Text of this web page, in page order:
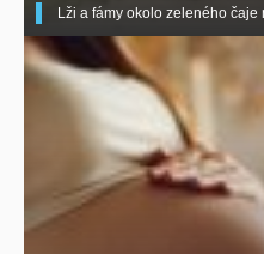
Lži a fámy okolo zeleného